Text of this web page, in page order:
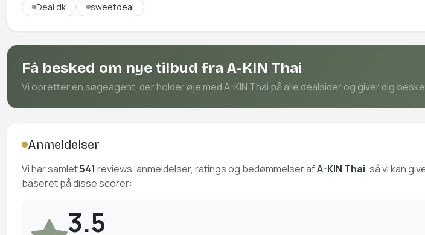
Deal.dk sweetdeal
Få besked om nye tilbud fra A-KIN Thai
Vi opretter en søgeagent, der holder øje med A-KIN Thai på alle dealsider og giver dig
Anmeldelser
Vi har samlet541 reviews, anmeldelser, ratings og bedømmelser afA-KIN Thai, så vi kan
baseret på disse scorer:
3.5